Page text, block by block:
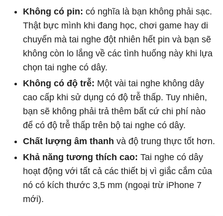
Không có pin: có nghĩa là bạn không phải sạc.
Thật bực mình khi đang học, chơi game hay di
chuyển mà tai nghe đột nhiên hết pin và bạn sẽ
không còn lo lắng về các tình huống này khi lựa
chọn tai nghe có dây.
Không có độ trễ: Một vài tai nghe không dây
cao cấp khi sử dụng có độ trễ thấp. Tuy nhiên,
bạn sẽ không phải trả thêm bất cứ chi phí nào
để có độ trễ thấp trên bộ tai nghe có dây.
Chất lượng âm thanh và độ trung thực tốt hơn.
Khả năng tương thích cao: Tai nghe có dây
hoạt động với tất cả các thiết bị vì giắc cắm của
nó có kích thước 3,5 mm (ngoại trừ iPhone 7
mới).